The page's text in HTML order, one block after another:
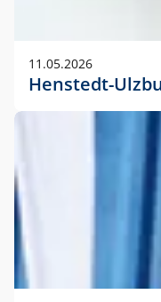
11.05.2026
Henstedt-